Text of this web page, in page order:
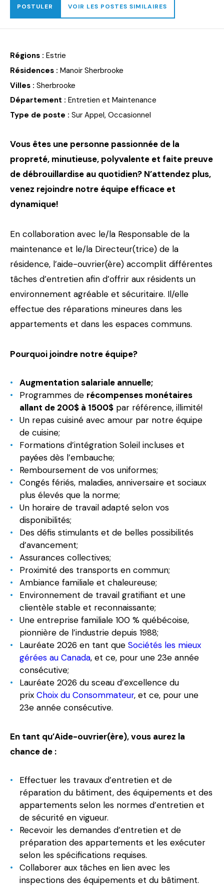
POSTULER VOIR LES POSTES SIMILAIRES
Régions : Estrie
Résidences : Manoir Sherbrooke
Villes : Sherbrooke
Département : Entretien et Maintenance
Type de poste : Sur Appel, Occasionnel
Vous êtes une personne passionnée de la
propreté, minutieuse, polyvalente et faite preuve
de débrouillardise au quotidien? N’attendez plus,
venez rejoindre notre équipe efficace et
dynamique!
En collaboration avec le/la Responsable de la
maintenance et le/la Directeur(trice) de la
résidence, l’aide-ouvrier(ère) accomplit différentes
tâches d’entretien afin d’offrir aux résidents un
environnement agréable et sécuritaire. Il/elle
effectue des réparations mineures dans les
appartements et dans les espaces communs.
Pourquoi joindre notre équipe?
Augmentation salariale annuelle;
Programmes de récompenses monétaires
allant de 200$ à 1500$par référence, illimité!
Un repas cuisiné avec amour par notre équipe
de cuisine;
Formations d’intégration Soleil incluses et
payées dès l’embauche;
Remboursement de vos uniformes;
Congés fériés, maladies, anniversaire et sociaux
plus élevés que la norme;
Un horaire de travail adapté selon vos
disponibilités;
Des défis stimulants et de belles possibilités
d’avancement;
Assurances collectives;
Proximité des transports en commun;
Ambiance familiale et chaleureuse;
Environnement de travail gratifiant et une
clientèle stable et reconnaissante;
Une entreprise familiale 100 % québécoise,
pionnière de l’industrie depuis 1988;
Lauréate 2026 en tant que Sociétés les mieux
gérées au Canada, et ce, pour une 23e année
consécutive;
Lauréate 2026 du sceau d’excellence du
prix Choix du Consommateur, et ce, pour une
23e année consécutive.
En tant qu’Aide-ouvrier(ère), vous aurez la
chance de :
Effectuer les travaux d’entretien et de
réparation du bâtiment, des équipements et des
appartements selon les normes d’entretien et
de sécurité en vigueur.
Recevoir les demandes d’entretien et de
préparation des appartements et les exécuter
selon les spécifications requises.
Collaborer aux tâches en lien avec les
inspections des équipements et du bâtiment.